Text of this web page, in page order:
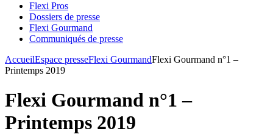
Flexi Pros
Dossiers de presse
Flexi Gourmand
Communiqués de presse
AccueilEspace presseFlexi GourmandFlexi Gourmand n°1 –
Printemps 2019
Flexi Gourmand n°1 –
Printemps 2019